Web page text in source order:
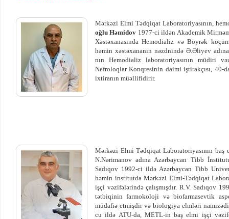
Mərkəzi Elmi Tədqiqat Laboratoriyasının,
oğlu Həmidov 1977-ci ildən Akademik
Xəstəxanasında Hemodializ və Böyrək
həmin xəstəxananın nəzdnində Ə.Əliyev
nın Hemodializ laboratoriyasının müdiri
Nefroloqlar Konqresinin daimi iştirakçısı,
ixtiranın müəllifidirir.
Mərkəzi Elmi-Tədqiqat Laboratoriyasının
N.Nərimanov adına Azərbaycan Tibb
Sadıqov 1992-ci ildə Azərbaycan Tibb
həmin institutda Mərkəzi Elmi-Tədqiqat
işçi vəzifələrində çalışmışdır. R.V. Sadıqov
tətbiqinin farmokoloji və biofarmasevtik
müdafiə etmişdir və biologiya elmləri namizədi
cu ildə ATU-da, METL-in baş elmi işçi